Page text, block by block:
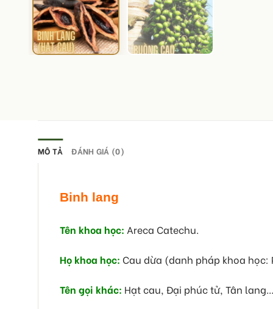
MÔ TẢ ĐÁNH GIÁ (0)
Binh lang
Tên khoa học: Areca Catechu.
Họ khoa học: Cau dừa (danh pháp khoa
Tên gọi khác: Hạt cau, Đại phúc tử, Tân lang…